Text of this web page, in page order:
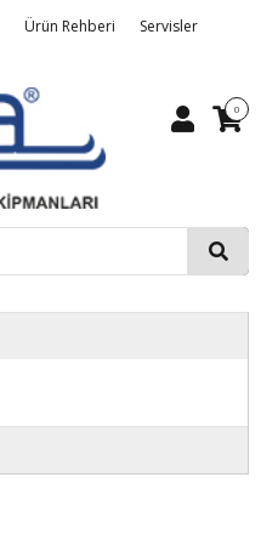
Ürün Rehberi Servisler
0